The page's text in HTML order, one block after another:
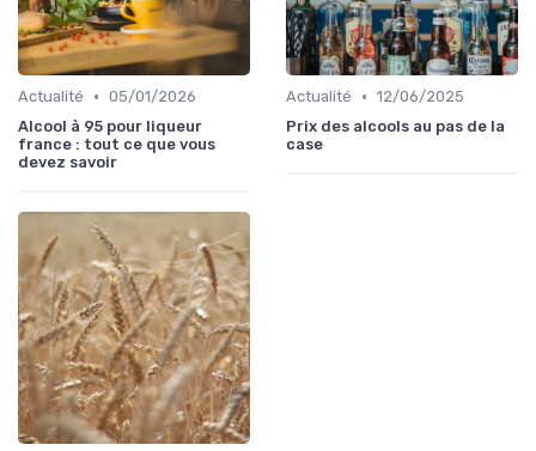
Actualité • 05/01/2026
Alcool à 95 pour liqueur
france : tout ce que vous
devez savoir
Actualité • 12/06/2025
Prix des alcools au pas de la
case